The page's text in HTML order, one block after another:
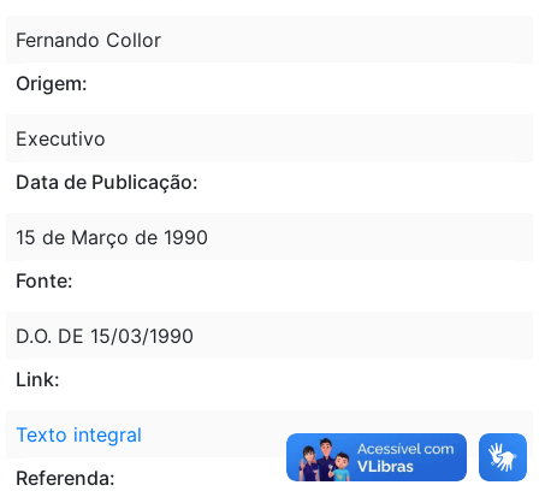
Fernando Collor
Origem:
Executivo
Data de Publicação:
15 de Março de 1990
Fonte:
D.O. DE 15/03/1990
Link:
Texto integral
Referenda: